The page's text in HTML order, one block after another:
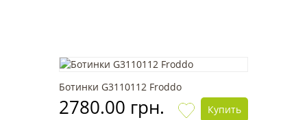
Ботинки G3110112 Froddo
2780.00 грн. Купить